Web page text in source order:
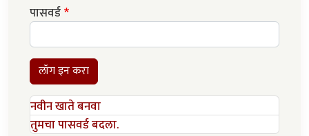
पासवर्ड
लॉग इन करा
नवीन खाते बनवा
तुमचा पासवर्ड बदला.